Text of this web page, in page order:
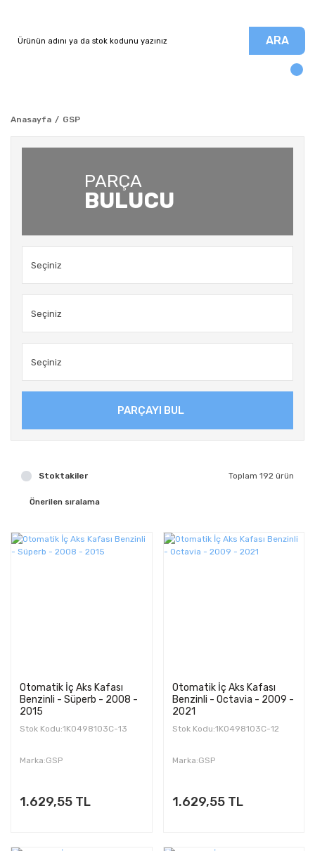
ARA
Anasayfa GSP
PARÇA
BULUCU
PARÇAYI BUL
Stoktakiler Toplam 192 ürün
Otomatik İç Aks Kafası
Benzinli - Süperb - 2008 -
2015
Stok Kodu:1K0498103C-13
Marka:GSP
1.629,55 TL
Otomatik İç Aks Kafası
Benzinli - Octavia - 2009 -
2021
Stok Kodu:1K0498103C-12
Marka:GSP
1.629,55 TL